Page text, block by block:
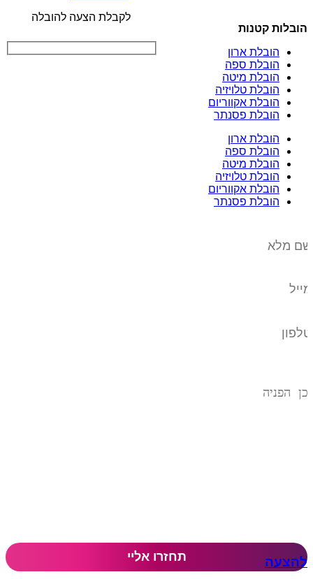
הובלות קטנות
הובלת ארון
הובלת ספה
הובלת מיטה
הובלת טלויזיה
הובלת אקווריום
הובלת פסנתר
הובלת ארון
הובלת ספה
הובלת מיטה
הובלת טלויזיה
הובלת אקווריום
הובלת פסנתר
לקבלת הצעה להובלה
להצעה